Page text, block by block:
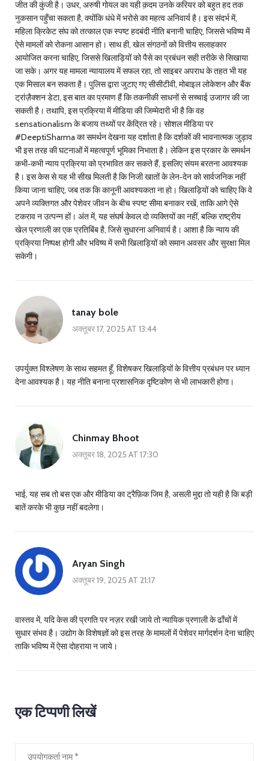
जीत की कुंजी है। उधर, अरुषी गोयल का यही क़दम उनके करियर को बहुत हद तक
नुकसान पहुँचा सकता है, क्योंकि धंधे में भरोसे का महत्व अनिवार्य है। इस संदर्भ में,
महिला क्रिकेट संघ को तत्काल एक स्पष्ट हदबंदी नीति बनानी चाहिए, जिससे भविष्य में
ऐसे मामलों को रोकना आसान हो। साथ ही, खेल संगठनों को वित्तीय सलाहकार
आयोजित करना चाहिए, जिससे खिलाड़ियों को पैसे का प्रबंधन सही तरीके से सिखाया
जा सके। अगर यह मामला न्यायालय में सफल रहा, तो साइबर अपराध के तहत भी यह
एक मिसाल बन सकता है। पुलिस द्वारा जुटाए गए सीसीटीवी, मोबाइल लोकेशन और बैंक
ट्रांज़ैक्शन डेटा, इस बात का प्रमाण हैं कि तकनीकी साधनों से सच्चाई उजागर की जा
सकती है। तथापि, इस प्रक्रिया में मीडिया की जिम्मेदारी भी है कि वह
sensationalism के बजाय तथ्यों पर केंद्रित रहे। सोशल मीडिया पर
#DeeptiSharma का समर्थन देखना यह दर्शाता है कि दर्शकों की भावनात्मक जुड़ाव
भी इस तरह की घटनाओं में महत्वपूर्ण भूमिका निभाता है। लेकिन इस प्रकार के समर्थन
कभी‑कभी न्याय प्रक्रिया को प्रभावित कर सकते हैं, इसलिए संयम बरतना आवश्यक
है। इस केस से यह भी सीख मिलती है कि निजी खातों के लेन‑देन को सार्वजनिक नहीं
किया जाना चाहिए, जब तक कि कानूनी आवश्यकता ना हो। खिलाड़ियों को चाहिए कि वे
अपने व्यक्तिगत और पेशेवर जीवन के बीच स्पष्ट सीमा बनाकर रखें, ताकि आगे ऐसे
टकराव न उत्पन्न हों। अंत में, यह संघर्ष केवल दो व्यक्तियों का नहीं, बल्कि राष्ट्रीय
खेल प्रणाली का एक प्रतिबिंब है, जिसे सुधारना अनिवार्य है। आशा है कि न्याय की
प्रक्रिया निष्पक्ष होगी और भविष्य में सभी खिलाड़ियों को समान अवसर और सुरक्षा मिल
सकेगी।
tanay bole
अक्तूबर 17, 2025 AT 13:44
उपर्युक्त विश्लेषण के साथ सहमत हूँ, विशेषकर खिलाड़ियों के वित्तीय प्रबंधन पर ध्यान
देना आवश्यक है। यह नीति बनाना प्रशासनिक दृष्टिकोण से भी लाभकारी होगा।
Chinmay Bhoot
अक्तूबर 18, 2025 AT 17:30
भाई, यह सब तो बस एक और मीडिया का ट्रैफ़िक जिम है, असली मुद्दा तो यही है कि बड़ी
बातें करके भी कुछ नहीं बदलेगा।
Aryan Singh
अक्तूबर 19, 2025 AT 21:17
वास्तव में, यदि केस की प्रगति पर नज़र रखी जाये तो न्यायिक प्रणाली के ढाँचों में
सुधार संभव है। उद्योग के विशेषज्ञों को इस तरह के मामलों में पेशेवर मार्गदर्शन देना चाहिए
ताकि भविष्य में ऐसा दोहराया न जाये।
एक टिप्पणी लिखें